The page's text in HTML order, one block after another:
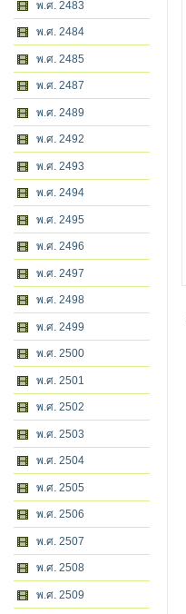
พ.ศ. 2483
พ.ศ. 2484
พ.ศ. 2485
พ.ศ. 2487
พ.ศ. 2489
พ.ศ. 2492
พ.ศ. 2493
พ.ศ. 2494
พ.ศ. 2495
พ.ศ. 2496
พ.ศ. 2497
พ.ศ. 2498
พ.ศ. 2499
พ.ศ. 2500
พ.ศ. 2501
พ.ศ. 2502
พ.ศ. 2503
พ.ศ. 2504
พ.ศ. 2505
พ.ศ. 2506
พ.ศ. 2507
พ.ศ. 2508
พ.ศ. 2509